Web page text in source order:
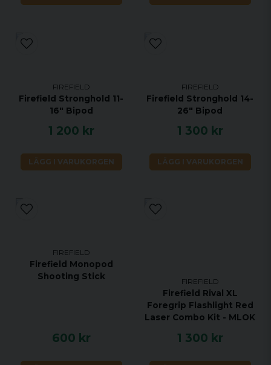
FIREFIELD
Firefield Stronghold 11-
16" Bipod
1 200 kr
LÄGG I VARUKORGEN
FIREFIELD
Firefield Stronghold 14-
26" Bipod
1 300 kr
LÄGG I VARUKORGEN
FIREFIELD
Firefield Monopod
Shooting Stick
600 kr
FIREFIELD
Firefield Rival XL
Foregrip Flashlight Red
Laser Combo Kit - MLOK
1 300 kr